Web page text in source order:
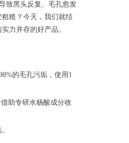
致黑头反复、毛孔愈发
糙？今天，我们就结
力并存的好产品。
的毛孔污垢，使用1
助专研水杨酸成分收